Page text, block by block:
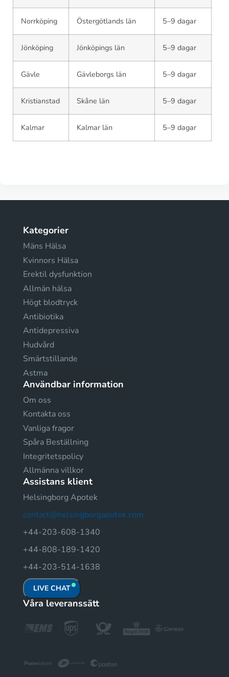
Norrköping Östergötlands län 5–9 dagar
Jönköping Jönköpings län 5–9 dagar
Gävle Gävleborgs län 5–9 dagar
Kristianstad Skåne län 5–9 dagar
Kalmar Kalmar län 5–9 dagar
Kategorier
Mäns Hälsa
Kvinnors Hälsa
Erektil dysfunktion
Allmän hälsa
Högt blodtryck
Antibiotika
Antidepressiva
Hudvård
Smärtstillande
Astma
Användbar information
Om oss
Kontakta oss
Vanliga fragor
Spåra Beställning
Integritetspolicy
Allmänna villkor
Assistans klient
Helsingborg Apotek
contact@helsingborgapotek.com
+44-203-608-1340
+44-808-189-1420
+44-203-514-1638
LIVE CHAT
Våra leveranssätt